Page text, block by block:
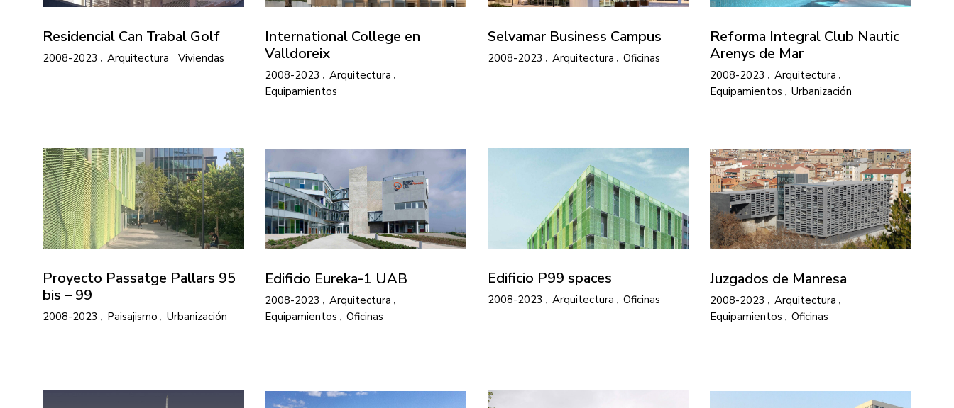
Residencial Can Trabal Golf
2008-2023 Arquitectura Viviendas
International College en
Valldoreix
2008-2023
Arquitectura
Equipamientos
Selvamar Business Campus
2008-2023 Arquitectura Oficinas
Reforma Integral Club Nautic
Arenys de Mar
2008-2023
Arquitectura
Equipamientos
Urbanización
Proyecto Passatge Pallars 95
bis – 99
2008-2023 Paisajismo Urbanización
Edificio P99 spaces
2008-2023 Arquitectura Oficinas
Edificio Eureka-1 UAB
2008-2023
Arquitectura
Equipamientos
Oficinas
Juzgados de Manresa
2008-2023
Arquitectura
Equipamientos
Oficinas